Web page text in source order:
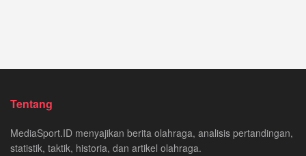
Tentang
MediaSport.ID menyajikan berita olahraga, analisis pertandingan,
statistik, taktik, historia, dan artikel olahraga.